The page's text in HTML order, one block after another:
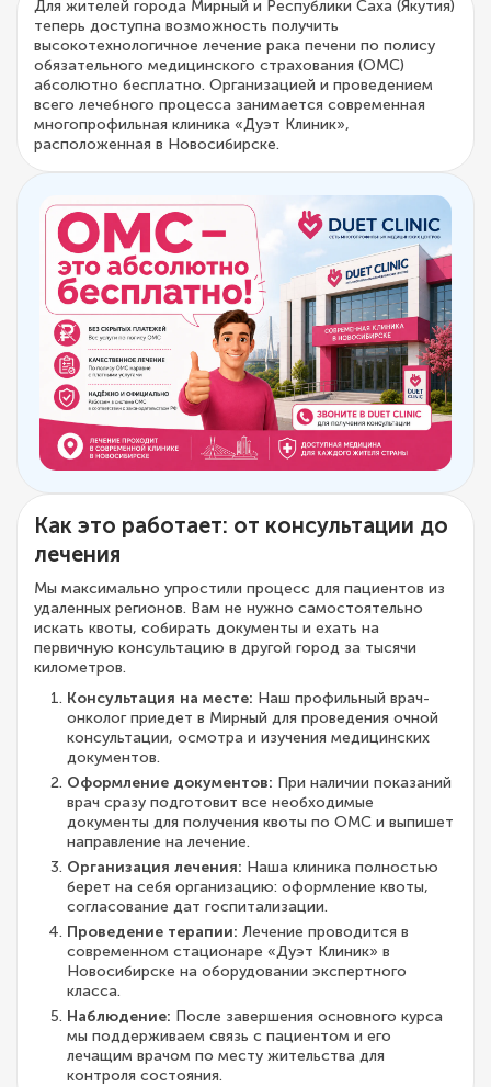
Для жителей города Мирный и Республики Саха (Якутия)
теперь доступна возможность получить
высокотехнологичное лечение рака печени по полису
обязательного медицинского страхования (ОМС)
абсолютно бесплатно. Организацией и проведением
всего лечебного процесса занимается современная
многопрофильная клиника «Дуэт Клиник»,
расположенная в Новосибирске.
Как это работает: от консультации до
лечения
Мы максимально упростили процесс для пациентов из
удаленных регионов. Вам не нужно самостоятельно
искать квоты, собирать документы и ехать на
первичную консультацию в другой город за тысячи
километров.
Консультация на месте: Наш профильный врач-
онколог приедет в Мирный для проведения очной
консультации, осмотра и изучения медицинских
документов.
Оформление документов: При наличии показаний
врач сразу подготовит все необходимые
документы для получения квоты по ОМС и выпишет
направление на лечение.
Организация лечения: Наша клиника полностью
берет на себя организацию: оформление квоты,
согласование дат госпитализации.
Проведение терапии: Лечение проводится в
современном стационаре «Дуэт Клиник» в
Новосибирске на оборудовании экспертного
класса.
Наблюдение: После завершения основного курса
мы поддерживаем связь с пациентом и его
лечащим врачом по месту жительства для
контроля состояния.